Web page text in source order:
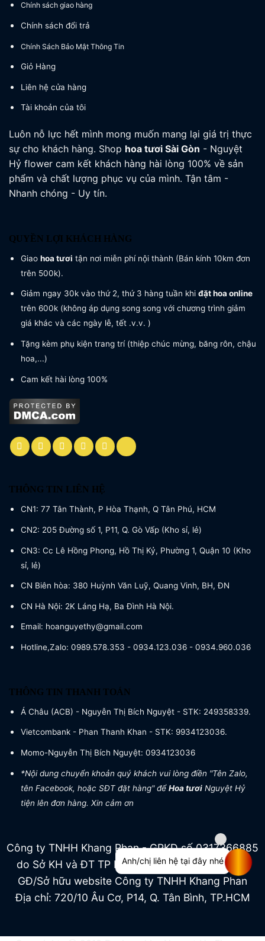
Chính sách giao hàng
Chính sách đổi trả
Chính Sách Bảo Mật Thông Tin
Giỏ Hàng
Liên hệ cửa hàng
Tài khoản của tôi
Luôn nỗ lực hết mình mong muốn mang lại giá trị thực
sự cho khách hàng. Shop hoa tươi Sài Gòn - Nguyệt
Hỷ flower cam kết khách hàng hài lòng 100% về sản
phẩm và chất lượng phục vụ của mình. Tận tâm -
Nhanh chóng - Uy tín.
QUYỀN LỢI KHÁCH HÀNG
Giao hoa tươi tận nơi miễn phí nội thành (Bán kính 10km đơn
trên 500k).
Giảm ngay 30k vào thứ 2, thứ 3 hàng tuần khi đặt hoa online
trên 600k (không áp dụng song song với chương trình giảm
giá khác và các ngày lễ, tết .v.v. )
Tặng kèm phụ kiện trang trí (thiệp chúc mừng, băng rôn, chậu
hoa,...)
Cam kết hài lòng 100%
THÔNG TIN LIÊN HỆ
CN1: 77 Tân Thành, P Hòa Thạnh, Q Tân Phú, HCM
CN2: 205 Đường số 1, P11, Q. Gò Vấp (Kho sỉ, lẻ)
CN3: Cc Lê Hồng Phong, Hồ Thị Kỷ, Phường 1, Quận 10 (Kho
sỉ, lẻ)
CN Biên hòa: 380 Huỳnh Văn Luỹ, Quang Vinh, BH, ĐN
CN Hà Nội: 2K Láng Hạ, Ba Đình Hà Nội.
Email: hoanguyethy@gmail.com
Hotline,Zalo: 0989.578.353 - 0934.123.036 - 0934.960.036
THÔNG TIN THANH TOÁN
Á Châu (ACB) - Nguyễn Thị Bích Nguyệt - STK: 249358339.
Vietcombank - Phan Thanh Khan - STK: 9934123036.
Momo-Nguyễn Thị Bích Nguyệt: 0934123036
*Nội dung chuyển khoản quý khách vui lòng điền "Tên Zalo,
tên Facebook, hoặc SĐT đặt hàng" đểHoa tươi Nguyệt Hỷ
tiện lên đơn hàng. Xin cảm ơn
Công ty TNHH Khang Phan - GPKD số 0317366885
do Sở KH và ĐT TP HCM cấp ngày 04/07/2022
GĐ/Sở hữu website Công ty TNHH Khang Phan
Địa chỉ: 720/10 Âu Cơ, P14, Q. Tân Bình, TP.HCM
Anh/chị liên hệ tại đây nhé